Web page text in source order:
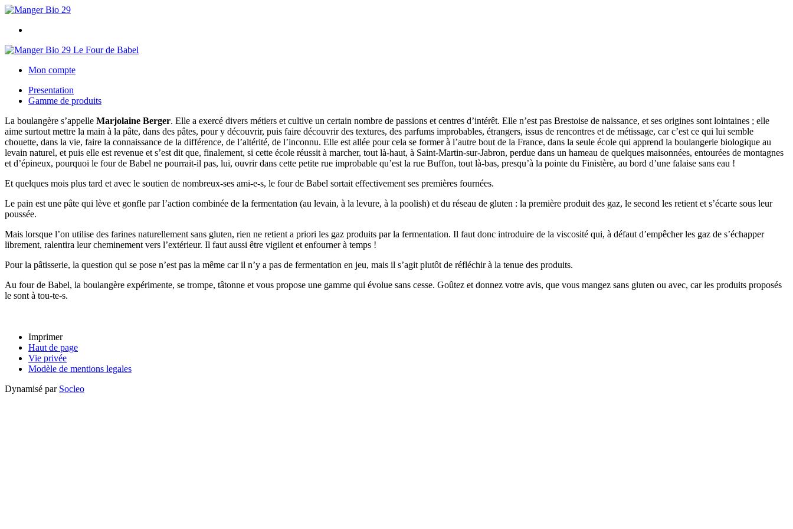
Le Four de Babel
Mon compte
Presentation
Gamme de produits
La boulangère s’appelle Marjolaine Berger. Elle a exercé divers métiers et cultive un certain nombre de passions et centres d’intérêt. Elle n’est pas Brestoise de naissance, et ses origines sont lointaines ; elle
aime surtout mettre la main à la pâte, dans des pâtes, pour y découvrir, puis faire découvrir des textures, des parfums improbables, étrangers, issus de rencontres et de métissage, car c’est ce qui lui semble
chouette, dans la vie, faire la connaissance de la différence, de l’altérité, de l’inconnu. Elle est allée pour cela se former à l’autre bout de la France, dans la seule école qui apprend la boulangerie biologique au
levain naturel, et puis elle est revenue et s’est dit que, finalement, si cette école réussit à marcher, tout là-haut, à Saint-Martin-sur-Jabron, perdue dans un hameau de quelques maisonnées, entourées de montagnes
et d’épineux, pourquoi le four de Babel ne pourrait-il pas, lui, ouvrir dans cette petite rue improbable qu’est la rue Buffon, tout là-bas, presqu’à la pointe du Finistère, au bord d’une falaise sans eau !
Et quelques mois plus tard et avec le soutien de nombreux-ses ami-e-s, le four de Babel sortait effectivement ses premières fournées.
Le pain est une pâte qui lève et gonfle par l’action combinée de la fermentation (au levain, à la levure, à la poolish) et du réseau de gluten : la première produit des gaz, le second les retient et s’écarte sous leur
poussée.
Mais lorsque l’on utilise des farines naturellement sans gluten, rien ne retient a priori les gaz produits par la fermentation. Il faut donc introduire de la viscosité qui, à défaut d’empêcher les gaz de s’échapper
librement, ralentira leur cheminement vers l’extérieur. Il faut aussi être vigilent et enfourner à temps !
Pour la pâtisserie, la question qui se pose n’est pas la même car il n’y a pas de fermentation en jeu, mais il s’agit plutôt de réfléchir à la tenue des produits.
Au four de Babel, la boulangère expérimente, se trompe, tâtonne et vous propose une gamme qui évolue sans cesse. Goûtez et donnez votre avis, que vous mangez sans gluten ou avec, car les produits proposés
le sont à tou-te-s.
Imprimer
Haut de page
Vie privée
Modèle de mentions legales
Dynamisé par Socleo